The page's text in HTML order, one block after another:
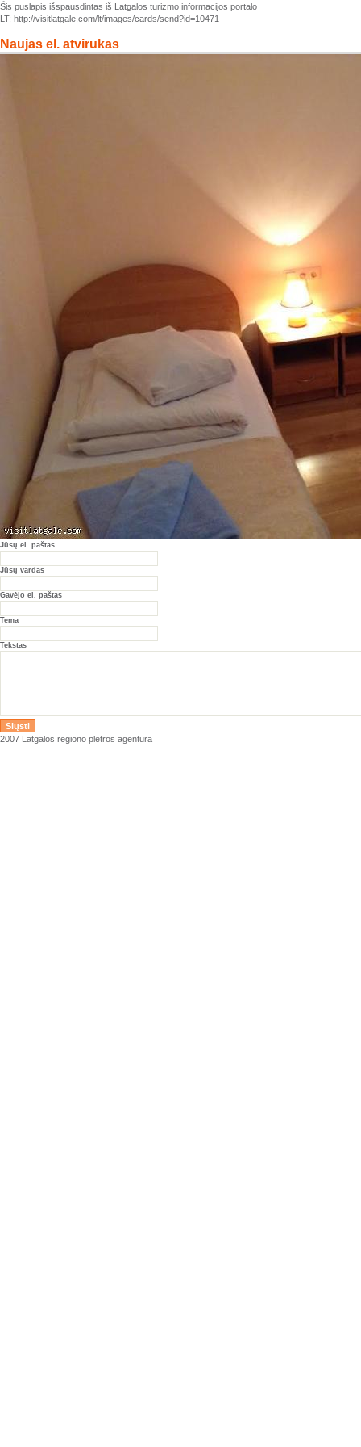
Šis puslapis išspausdintas iš Latgalos turizmo informacijos portalo
LT: http://visitlatgale.com/lt/images/cards/send?id=10471
Naujas el. atvirukas
Jūsų el. paštas
Jūsų vardas
Gavėjo el. paštas
Tema
Tekstas
2007 Latgalos regiono plėtros agentūra